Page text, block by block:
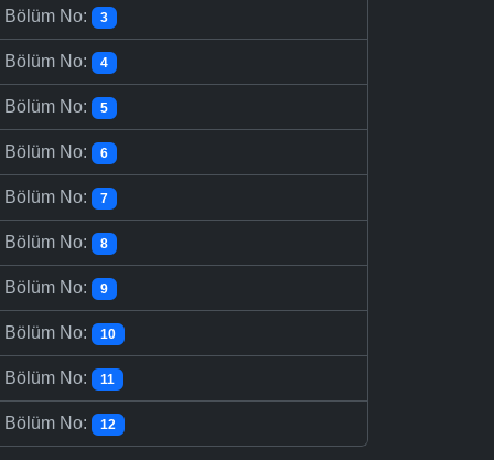
Bölüm No: 3
Bölüm No: 4
Bölüm No: 5
Bölüm No: 6
Bölüm No: 7
Bölüm No: 8
Bölüm No: 9
Bölüm No: 10
Bölüm No: 11
Bölüm No: 12